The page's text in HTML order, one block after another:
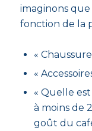
imaginons
fonction de la
«
«
« Quelle
à moins de
goût du